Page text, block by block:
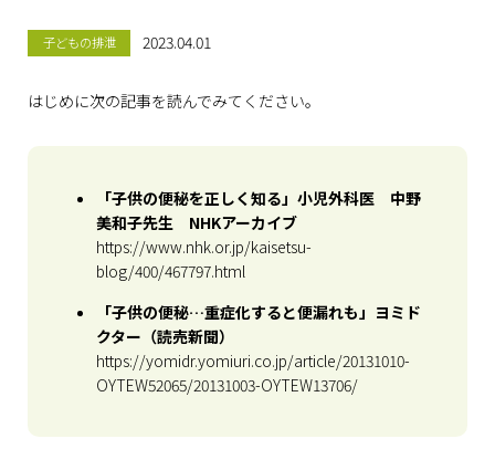
子どもの排泄 2023.04.01
はじめに次の記事を読んでみてください。
「子供の便秘を正しく知る」小児外科医 中野
美和子先生 NHKアーカイブ
https://www.nhk.or.jp/kaisetsu-
blog/400/467797.html
「子供の便秘…重症化すると便漏れも」ヨミド
クター（読売新聞）
https://yomidr.yomiuri.co.jp/article/20131010-
OYTEW52065/20131003-OYTEW13706/